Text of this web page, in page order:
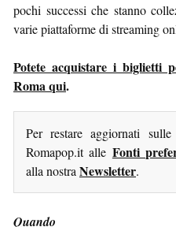
pochi successi che stanno
varie piattaforme di streaming
Potete acquistare i biglietti
Roma qui.
Per restare aggiornati
Romapop.it alle Fonti
alla nostra Newsletter.
Quando